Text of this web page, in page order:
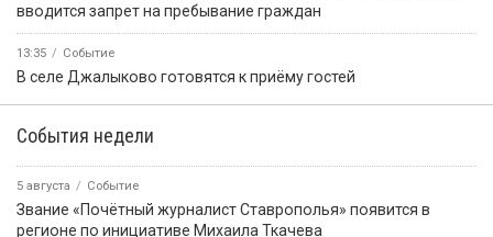
вводится запрет на пребывание граждан
13:35 Событие
В селе Джалыково готовятся к приёму гостей
События недели
5 августа Событие
Звание «Почётный журналист Ставрополья» появится в
регионе по инициативе Михаила Ткачева